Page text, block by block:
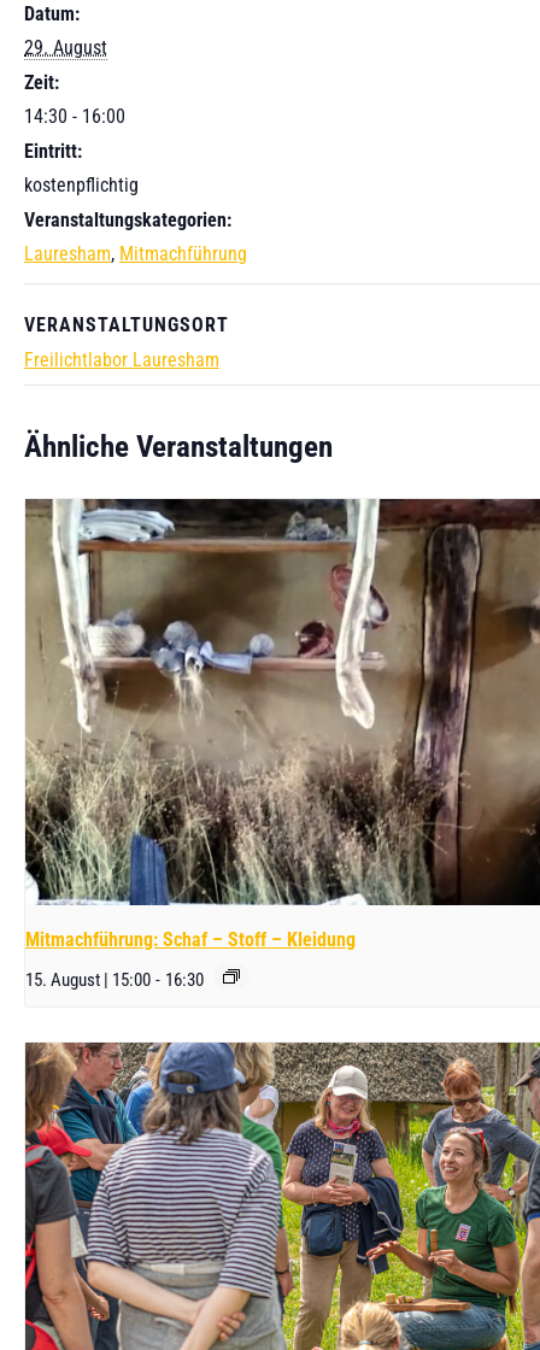
Datum:
29. August
Zeit:
14:30 - 16:00
Eintritt:
kostenpflichtig
Veranstaltungskategorien:
Lauresham, Mitmachführung
VERANSTALTUNGSORT
Freilichtlabor Lauresham
Ähnliche Veranstaltungen
Mitmachführung: Schaf – Stoff – Kleidung
15. August | 15:00 - 16:30